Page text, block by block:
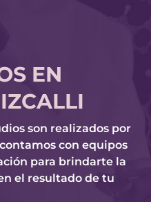
EN
son realizados por
con equipos
para brindarte la
el resultado de tu